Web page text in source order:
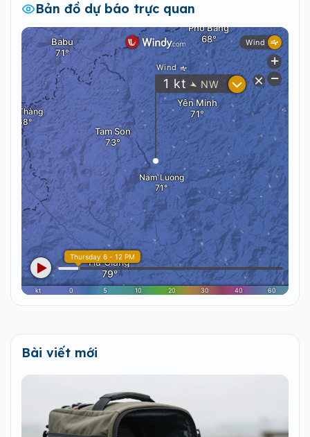
Bản đồ dự báo trực quan
Bài viết mới